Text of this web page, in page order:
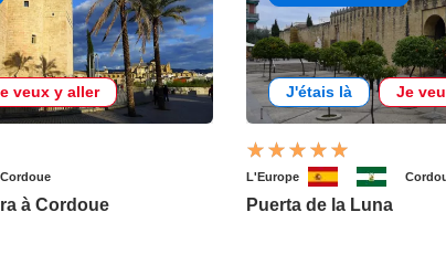
veux y aller
Cordoue
à Cordoue
J'étais là Je
L'Europe
Puerta de la Luna